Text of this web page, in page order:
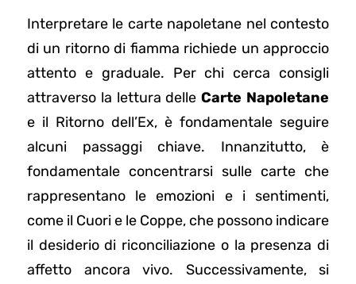
Interpretare le carte napoletane nel contesto
di un ritorno di fiamma richiede un approccio
attento e graduale. Per chi cerca consigli
attraverso la lettura delleCarte Napoletane
e il Ritorno dell’Ex, è fondamentale seguire
alcuni passaggi chiave. Innanzitutto, è
fondamentale concentrarsi sulle carte che
rappresentano le emozioni e i sentimenti,
come il Cuori e le Coppe, che possono indicare
il desiderio di riconciliazione o la presenza di
affetto ancora vivo. Successivamente, si